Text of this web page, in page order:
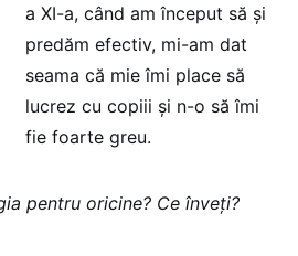
a XI-a, când am început să și
predăm efectiv, mi-am dat
seama că mie îmi place să
lucrez cu copiii și n-o să îmi
fie foarte greu.
pentru oricine? Ce înveți?